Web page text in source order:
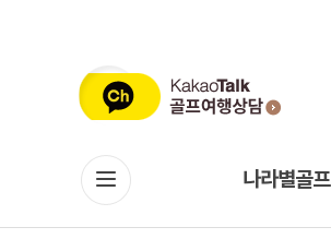
나라별골프